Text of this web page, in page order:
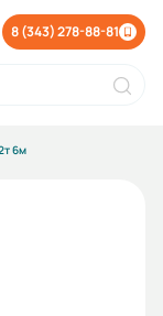
8 (343) 278-88-81
6м